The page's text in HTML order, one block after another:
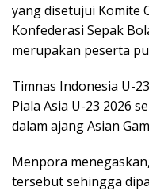
yang disetujui Komite
Konfederasi Sepak
merupakan peserta
Timnas Indonesia U-
Piala Asia U-23 2026
dalam ajang Asian
Menpora
tersebut sehingga